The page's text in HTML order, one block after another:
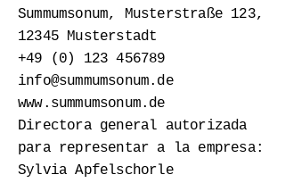
Summumsonum, Musterstraße 123,
12345 Musterstadt
+49 (0) 123 456789
info@summumsonum.de
www.summumsonum.de
Directora general autorizada
para representar a la empresa:
Sylvia Apfelschorle